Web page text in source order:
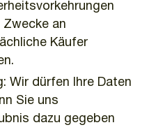
Zwecke an
Käufer
: Wir dürfen Ihre Daten
Sie uns
dazu gegeben